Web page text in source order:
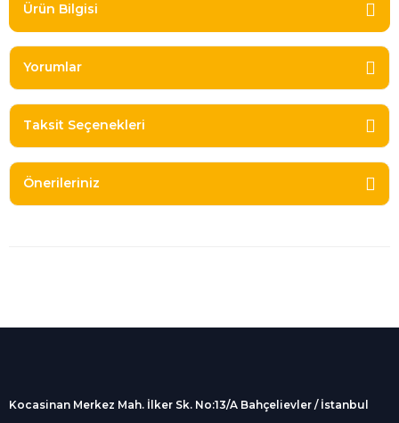
Ürün Bilgisi
Yorumlar
Taksit Seçenekleri
Önerileriniz
Alışveriş
kargolanmaktadır.
Kocasinan Merkez Mah. İlker Sk. No:13/A Bahçelievler / İstanbul